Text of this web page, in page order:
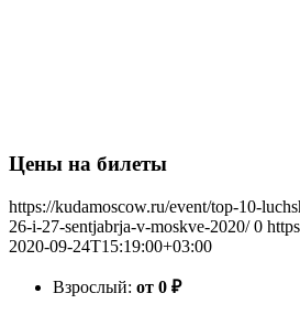
Цены на билеты
https://kudamoscow.ru/event/top-10-
26-i-27-sentjabrja-v-moskve-2020/ 0
2020-09-24T15:19:00+03:00
Взрослый: от 0 ₽